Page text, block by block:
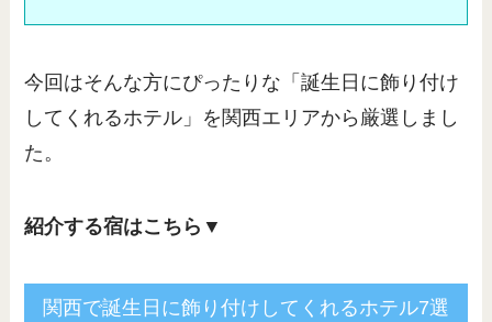
今回はそんな方にぴったりな「誕生日に飾り付け
してくれるホテル」を関西エリアから厳選しまし
た。
紹介する宿はこちら▼
関西で誕生日に飾り付けしてくれるホテル7選